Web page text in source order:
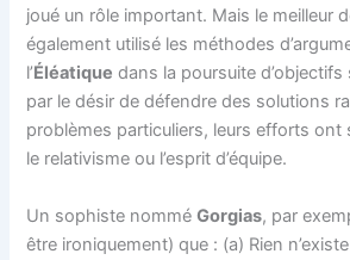
joué un rôle important. Mais le meilleur
également utilisé les méthodes
l’Éléatique dans la poursuite d’objectifs
par le désir de défendre des solutions
problèmes particuliers, leurs efforts ont
le relativisme ou l’esprit d’équipe.
Un sophiste nomméGorgias, par
être ironiquement) que : (a) Rien